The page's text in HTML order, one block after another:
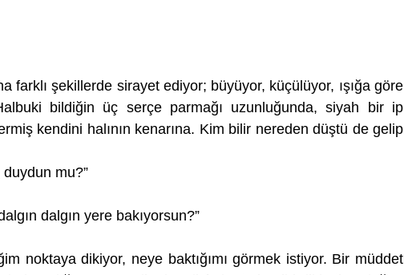
farklı şekillerde sirayet ediyor; büyüyor, küçülüyor, ışığa göre
bildiğin üç serçe parmağı uzunluğunda, siyah bir ip
kendini halının kenarına. Kim bilir nereden düştü de gelip
mu?”
dalgın yere bakıyorsun?”
noktaya dikiyor, neye baktığımı görmek istiyor. Bir müddet